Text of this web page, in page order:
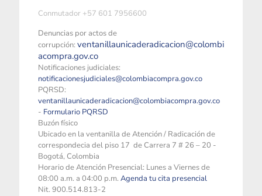
Conmutador +57 601 7956600
Denuncias por actos de
corrupción: ventanillaunicaderadicacion@colombi
acompra.gov.co
Notificaciones judiciales:
notificacionesjudiciales@colombiacompra.gov.co
PQRSD:
ventanillaunicaderadicacion@colombiacompra.gov.co
- Formulario PQRSD
Buzón físico
Ubicado en la ventanilla de Atención / Radicación de
correspondecia del piso 17 de Carrera 7 # 26 – 20 -
Bogotá, Colombia
Horario de Atención Presencial: Lunes a Viernes de
08:00 a.m. a 04:00 p.m. Agenda tu cita presencial
Nit. 900.514.813-2